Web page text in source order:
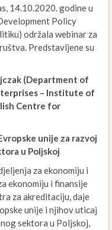
14.10.2020. godine u
Policy
održala webinar za
Predstavljene su
(Department of
– Institute of
Centre for
unije za razvoj
u Poljskoj
za ekonomiju i
ekonomiju i finansije
za akreditaciju, daje
unije i njihov uticaj
sektora u Poljskoj,